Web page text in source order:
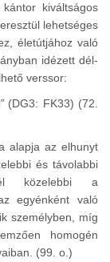
kiváltságos
lehetséges
életútjához való
idézett dél-
verssor:
(DG3: FK33) (72.
alapja az elhunyt
és távolabbi
közelebbi a
egyénként való
személyben, míg
homogén
(99. o.)